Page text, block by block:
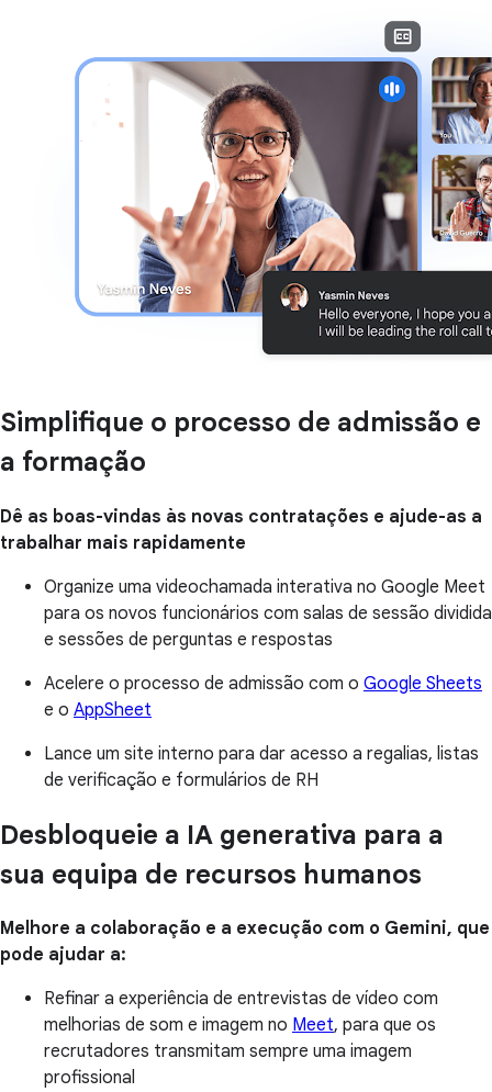
Simplifique o processo de admissão e
a formação
Dê as boas-vindas às novas contratações e ajude-as a
trabalhar mais rapidamente
Organize uma videochamada interativa no Google Meet
para os novos funcionários com salas de sessão dividida
e sessões de perguntas e respostas
Acelere o processo de admissão com o Google Sheets
e o AppSheet
Lance um site interno para dar acesso a regalias, listas
de verificação e formulários de RH
Desbloqueie a IA generativa para a
sua equipa de recursos humanos
Melhore a colaboração e a execução com o Gemini, que
pode ajudar a:
Refinar a experiência de entrevistas de vídeo com
melhorias de som e imagem no Meet, para que os
recrutadores transmitam sempre uma imagem
profissional